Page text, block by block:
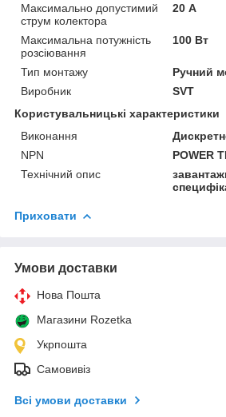
Максимально допустимий
струм колектора
20 А
Максимальна потужність
розсіювання
100 Вт
Тип монтажу
Ручний
Виробник
SVT
Користувальницькі характеристики
Виконання
NPN
POWER
Технічний опис
Приховати
Умови доставки
Нова Пошта
Магазини Rozetka
Укрпошта
Самовивіз
Всі умови доставки